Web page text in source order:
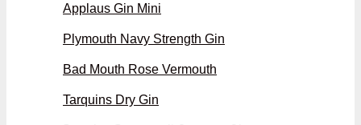
Applaus Gin Mini
Plymouth Navy Strength Gin
Bad Mouth Rose Vermouth
Tarquins Dry Gin